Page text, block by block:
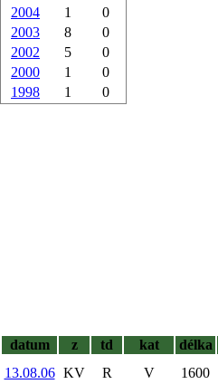
2004
1
0
2003
8
0
2002
5
0
2000
1
0
1998
1 0
datum
z td kat délka
13.08.06 KV R V 1600